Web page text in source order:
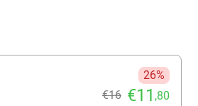
26%
€16 €11 ,80